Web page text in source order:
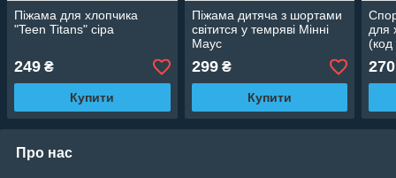
Піжама для хлопчика
"Teen Titans" сіра
249 ₴
Купити
Піжама дитяча з шортами
світится у темряві Мінні
Маус
299₴
Купити
для
270
Про нас